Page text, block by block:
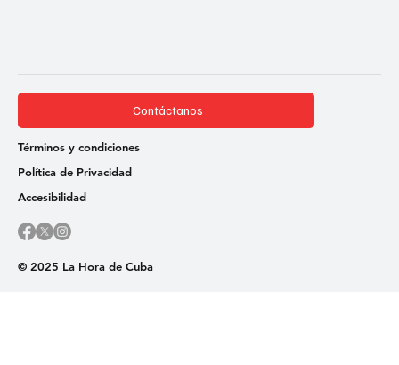
© 2025 La Hora de Cuba
Contáctanos
Términos y condiciones
Política de Privacidad
Accesibilidad